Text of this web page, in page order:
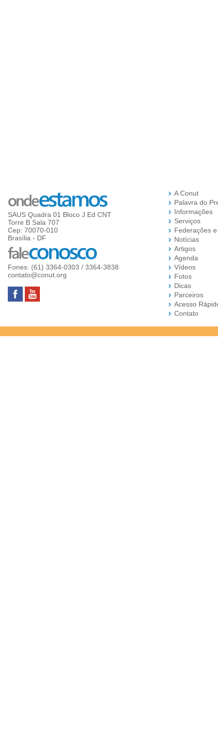
SAUS Quadra 01 Bloco J Ed CNT
Torre B Sala 707
Cep: 70070-010
Brasília - DF
Fones: (61) 3364-0303 / 3364-3838
contato@conut.org
A Conut
Palavra do
Informações
Serviços
Federações
Notícias
Artigos
Agenda
Vídeos
Fotos
Dicas
Parceiros
Acesso
Contato